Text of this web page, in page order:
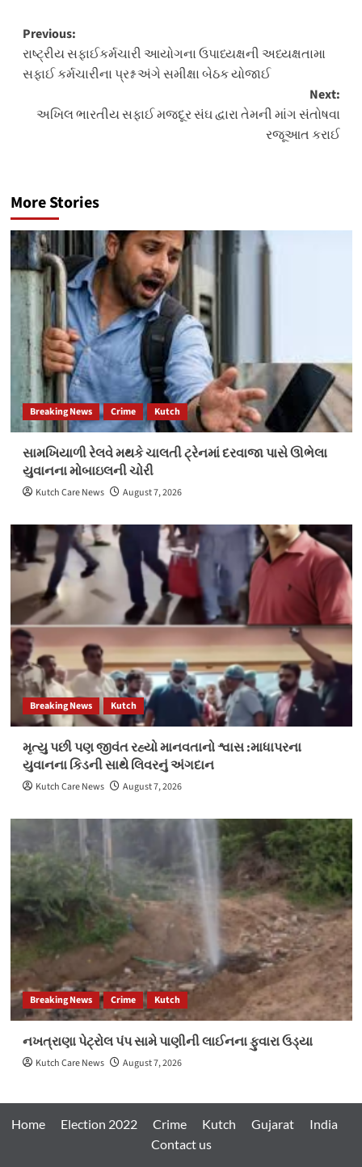
Post
navigation
Previous:
રાષ્ટ્રીય સફાઈકર્મચારી આયોગના ઉપાધ્યક્ષની અધ્યક્ષતામા
સફાઈ કર્મચારીના પ્રશ્ન અંગે સમીક્ષા બેઠક યોજાઈ
Next:
અખિલ ભારતીય સફાઈ મજદૂર સંઘ દ્વારા તેમની માંગ સંતોષવા
રજૂઆત કરાઈ
More Stories
Breaking News Crime Kutch
સામખિયાળી રેલવે મથકે ચાલતી ટ્રેનમાં દરવાજા પાસે ઊભેલા
યુવાનના મોબાઇલની ચોરી
Kutch Care News August 7, 2026
Breaking News Kutch
મૃત્યુ પછી પણ જીવંત રહ્યો માનવતાનો શ્વાસ :માધાપરના
યુવાનના કિડની સાથે લિવરનું અંગદાન
Kutch Care News August 7, 2026
Breaking News Crime Kutch
નખત્રાણા પેટ્રોલ પંપ સામે પાણીની લાઈનના ફુવારા ઉડ્યા
Kutch Care News August 7, 2026
Home Election 2022 Crime Kutch Gujarat
India
Contact us